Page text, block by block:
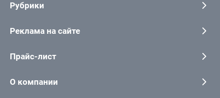
Рубрики
Реклама на сайте
Прайс-лист
О компании